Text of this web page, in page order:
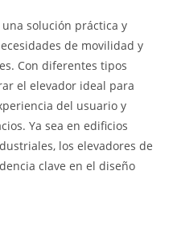
solución práctica y
de movilidad y
Con diferentes tipos
el elevador ideal para
del usuario y
Ya sea en edificios
los elevadores de
clave en el diseño